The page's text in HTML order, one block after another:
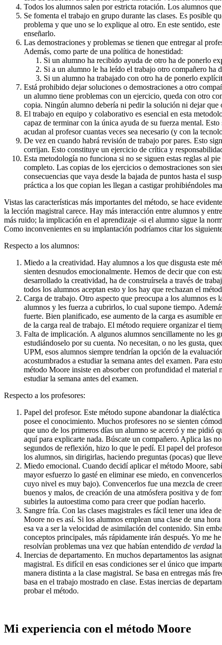
Todos los alumnos salen por estricta rotación. Los alumnos
Se fomenta el trabajo en grupo durante las clases. Es posible
problema y que uno se lo explique al otro. En este sentido,
enseñarlo.
Las demostraciones y problemas se tienen que entregar al
Además, como parte de una política de honestidad:
Si un alumno ha recibido ayuda de otro ha de ponerlo
Si a un alumno le ha leído el trabajo otro compañero ha
Si un alumno ha trabajado con otro ha de ponerlo
Está prohibido dejar soluciones o demostraciones a otro
un alumno tiene problemas con un ejercicio, queda con otro
copia. Ningún alumno debería ni pedir la solución ni dejar que
El trabajo en equipo y colaborativo es esencial en esta
capaz de terminar con la única ayuda de su fuerza mental.
acudan al profesor cuantas veces sea necesario (y con la
De vez en cuando habrá revisión de trabajo por pares. Esto
corrijan. Esto constituye un ejercicio de crítica y
Esta metodología no funciona si no se siguen estas reglas al
completo. Las copias de los ejercicios o demostraciones son
consecuencias que vaya desde la bajada de puntos hasta el
práctica a los que copian les llegan a castigar prohibiéndoles
Vistas las características más importantes del método, se hace
la lección magistral carece. Hay más interacción entre alumnos y
más ruido; la implicación en el aprendizaje -si el alumno sigue la
Como inconvenientes en su implantación podríamos citar los
Respecto a los alumnos:
Miedo a la creatividad. Hay alumnos a los que disgusta este
sienten desnudos emocionalmente. Hemos de decir que con
desarrollado la creatividad, ha de construírsela a través de
todos los alumnos aceptan esto y los hay que rechazan el
Carga de trabajo. Otro aspecto que preocupa a los alumnos
alumnos y les fuerza a cubrirlos, lo cual supone tiempo.
fuerte. Bien planificado, ese aumento de la carga es asumible
de la carga real de trabajo. El método requiere organizar el
Falta de implicación. A algunos alumnos sencillamente no les
estudiándoselo por su cuenta. No necesitan, o no les gusta,
UPM, esos alumnos siempre tendrían la opción de la
acostumbrados a estudiar la semana antes del examen. Para
método Moore insiste en absorber con profundidad el
estudiar la semana antes del examen.
Respecto a los profesores:
Papel del profesor. Este método supone abandonar la
posee el conocimiento. Muchos profesores no se sienten
que uno de los primeros días un alumno se acercó y me pidió
aquí para explicarte nada. Búscate un compañero. Aplica las
segundos de reflexión, hizo lo que le pedí. El papel del
los alumnos, sin dirigirlas, haciendo preguntas (pocas) que
Miedo emocional. Cuando decidí aplicar el método Moore,
mayor esfuerzo lo gasté en eliminar ese miedo, en
cuyo nivel es muy bajo). Convencerlos fue una mezcla de
buenos y malos, de creación de una atmósfera positiva y de
subirles la autoestima como para creer que podían hacerlo.
Sangre fría. Con las clases magistrales es fácil tener una idea
Moore no es así. Si los alumnos emplean una clase de una
esa va a ser la velocidad de asimilación del contenido. Sin
conceptos principales, más rápidamente irán después. Yo me
resolvían problemas una vez que habían entendido de verdad
Inercias de departamento. En muchos departamentos las
magistral. Es difícil en esas condiciones ser el único que
manera distinta a la clase magistral. Se basa en entregas más
basa en el trabajo mostrado en clase. Estas inercias de
probar el método.
Mi experiencia con el método Moore